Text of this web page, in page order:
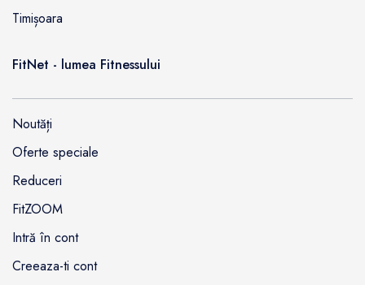
Timișoara
FitNet - lumea Fitnessului
Noutăți
Oferte speciale
Reduceri
FitZOOM
Intră în cont
Creeaza-ti cont